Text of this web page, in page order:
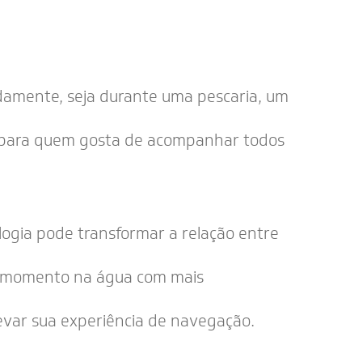
seja durante uma pescaria, um
quem gosta de acompanhar todos
pode transformar a relação entre
na água com mais
sua experiência de navegação.